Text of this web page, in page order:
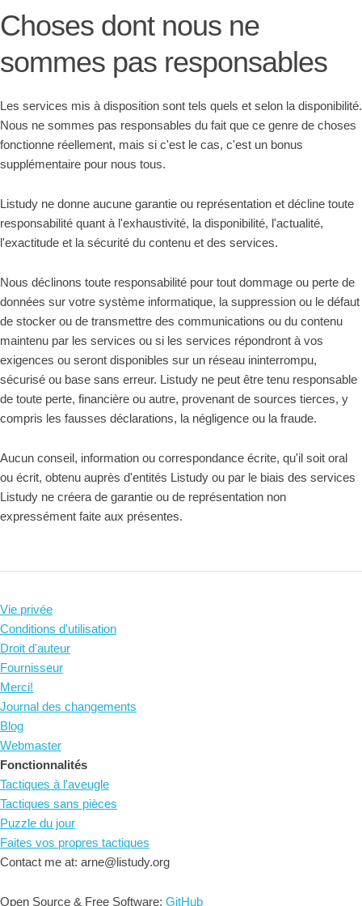
Choses dont nous ne
sommes pas responsables
Les services mis à disposition sont tels quels et selon la disponibilité.
Nous ne sommes pas responsables du fait que ce genre de choses
fonctionne réellement, mais si c'est le cas, c'est un bonus
supplémentaire pour nous tous.
Listudy ne donne aucune garantie ou représentation et décline toute
responsabilité quant à l'exhaustivité, la disponibilité, l'actualité,
l'exactitude et la sécurité du contenu et des services.
Nous déclinons toute responsabilité pour tout dommage ou perte de
données sur votre système informatique, la suppression ou le défaut
de stocker ou de transmettre des communications ou du contenu
maintenu par les services ou si les services répondront à vos
exigences ou seront disponibles sur un réseau ininterrompu,
sécurisé ou base sans erreur. Listudy ne peut être tenu responsable
de toute perte, financière ou autre, provenant de sources tierces, y
compris les fausses déclarations, la négligence ou la fraude.
Aucun conseil, information ou correspondance écrite, qu'il soit oral
ou écrit, obtenu auprès d'entités Listudy ou par le biais des services
Listudy ne créera de garantie ou de représentation non
expressément faite aux présentes.
Vie privée
Conditions d'utilisation
Droit d'auteur
Fournisseur
Merci!
Journal des changements
Blog
Webmaster
Fonctionnalités
Tactiques à l'aveugle
Tactiques sans pièces
Puzzle du jour
Faites vos propres tactiques
Contact me at: arne@listudy.org
Open Source & Free Software: GitHub